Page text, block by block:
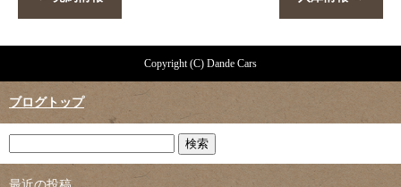
Copyright (C) Dande Cars
ブログトップ